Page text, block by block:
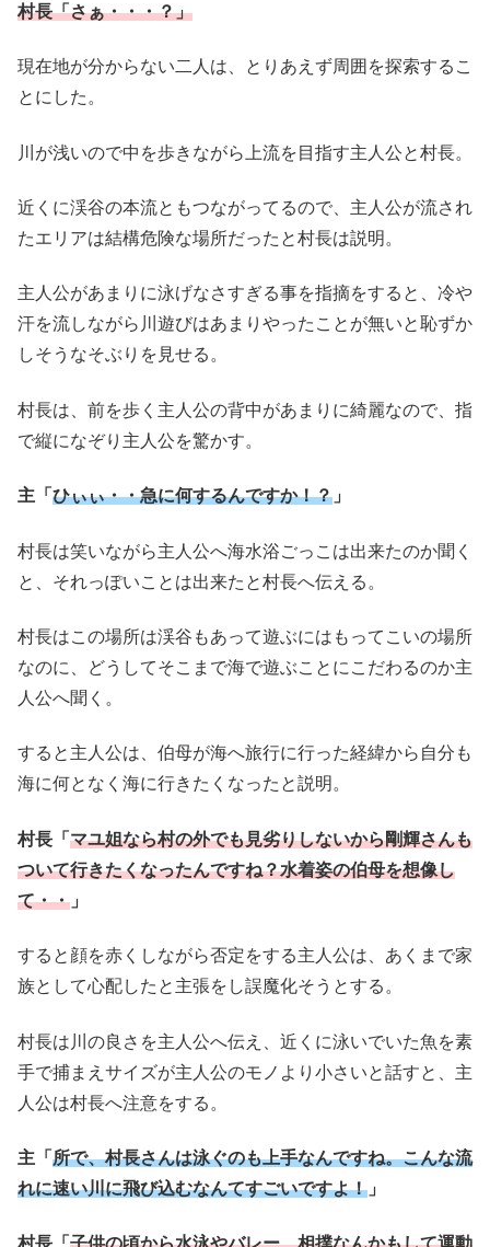
村長「さぁ・・・？」
現在地が分からない二人は、とりあえず周囲を探索するこ
とにした。
川が浅いので中を歩きながら上流を目指す主人公と村長。
近くに渓谷の本流ともつながってるので、主人公が流され
たエリアは結構危険な場所だったと村長は説明。
主人公があまりに泳げなさすぎる事を指摘をすると、冷や
汗を流しながら川遊びはあまりやったことが無いと恥ずか
しそうなそぶりを見せる。
村長は、前を歩く主人公の背中があまりに綺麗なので、指
で縦になぞり主人公を驚かす。
主「 ひぃぃ・・急に何するんですか！？ 」
村長は笑いながら主人公へ海水浴ごっこは出来たのか聞く
と、それっぽいことは出来たと村長へ伝える。
村長はこの場所は渓谷もあって遊ぶにはもってこいの場所
なのに、どうしてそこまで海で遊ぶことにこだわるのか主
人公へ聞く。
すると主人公は、伯母が海へ旅行に行った経緯から自分も
海に何となく海に行きたくなったと説明。
村長「 マユ姐なら村の外でも見劣りしないから剛輝さんも
ついて行きたくなったんですね？水着姿の伯母を想像し
て・・ 」
すると顔を赤くしながら否定をする主人公は、あくまで家
族として心配したと主張をし誤魔化そうとする。
村長は川の良さを主人公へ伝え、近くに泳いでいた魚を素
手で捕まえサイズが主人公のモノより小さいと話すと、主
人公は村長へ注意をする。
主「 所で、村長さんは泳ぐのも上手なんですね。こんな流
れに速い川に飛び込むなんてすごいですよ！ 」